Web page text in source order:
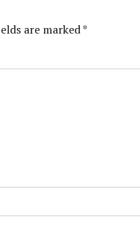
are marked *